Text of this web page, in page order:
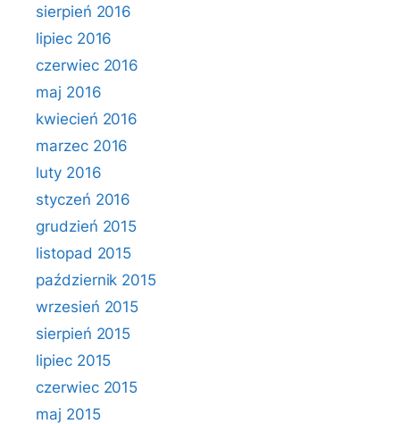
sierpień 2016
lipiec 2016
czerwiec 2016
maj 2016
kwiecień 2016
marzec 2016
luty 2016
styczeń 2016
grudzień 2015
listopad 2015
październik 2015
wrzesień 2015
sierpień 2015
lipiec 2015
czerwiec 2015
maj 2015